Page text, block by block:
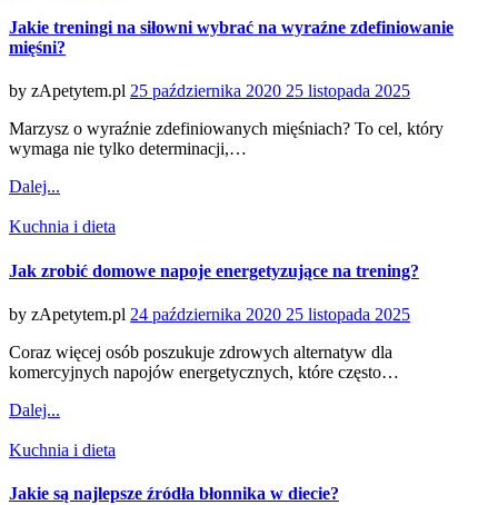
Jakie treningi na siłowni wybrać na wyraźne zdefiniowanie
mięśni?
by zApetytem.pl Posted
25 października 2020 25 listopada 2025
Marzysz o wyraźnie zdefiniowanych mięśniach? To cel, który
wymaga nie tylko determinacji,…
Dalej...
Categories
Kuchnia i dieta
Jak zrobić domowe napoje energetyzujące na trening?
by zApetytem.pl Posted
24 października 2020 25 listopada 2025
Coraz więcej osób poszukuje zdrowych alternatyw dla
komercyjnych napojów energetycznych, które często…
Dalej...
Categories
Kuchnia i dieta
Jakie są najlepsze źródła błonnika w diecie?